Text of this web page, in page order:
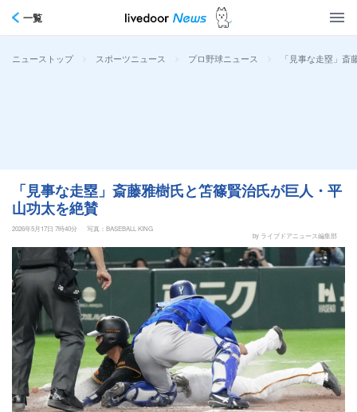
一覧
ニューストップ > スポーツニュース > プロ野球ニュース > 「見事な走塁」
「見事な走塁」斎藤雅樹氏と笘篠賢治氏が巨人・平
山功太を絶賛
2026年5月17日 7時40分
写真：BASEBALL KING
by ライブドアニュース編集部